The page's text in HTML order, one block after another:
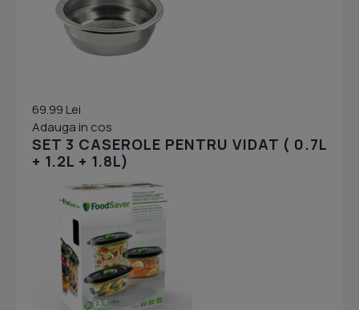
69.99 Lei
Adauga in cos
SET 3 CASEROLE PENTRU VIDAT ( 0.7L
+ 1.2L + 1.8L)